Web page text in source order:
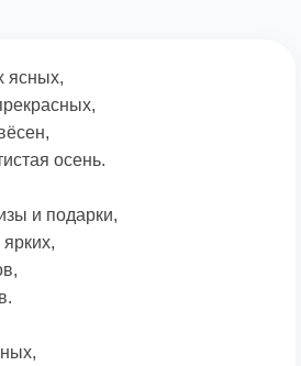
ясных,
осень.
и подарки,